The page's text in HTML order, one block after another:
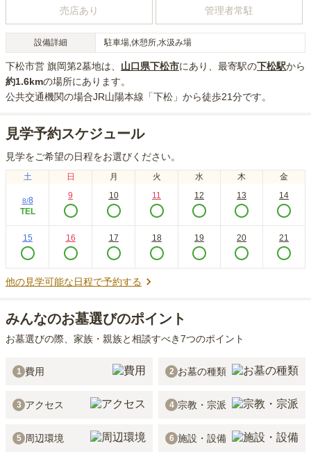
売店あり 管理者常駐
設備詳細 駐車場,休憩所,水汲み場
下松市営 旗岡第2墓地は、 山口県下松市にあり 、最寄駅の下松駅から
約1.6kmの場所にあり ます。
公共交通機関の場合JR山陽本線「下松」から徒歩21分です。
見学予約スケジュール
見学をご希望の日程をお選びください。
土 日 月 火 水 木 金
8/8
TEL
9 10 11 12 13 14
15 16 17 18 19 20 21
他の見学可能な日程で予約する
みんなのお墓選びのポイント
お墓選びの際、家族・親族と相談すべき7つのポイント
1 費用 2 お墓の種類
3 アクセス 4 宗教・宗派
5 周辺環境 6 施設・設備